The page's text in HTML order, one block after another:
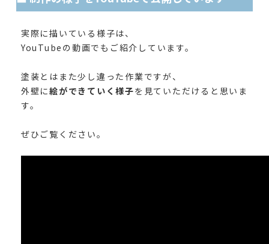
実際に描いている様子は、
YouTubeの動画でもご紹介しています。
塗装とはまた少し違った作業ですが、
外壁に絵ができていく様子を見ていただけると思いま
す。
ぜひご覧ください。